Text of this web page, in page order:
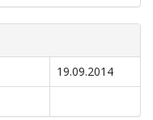
19.09.2014